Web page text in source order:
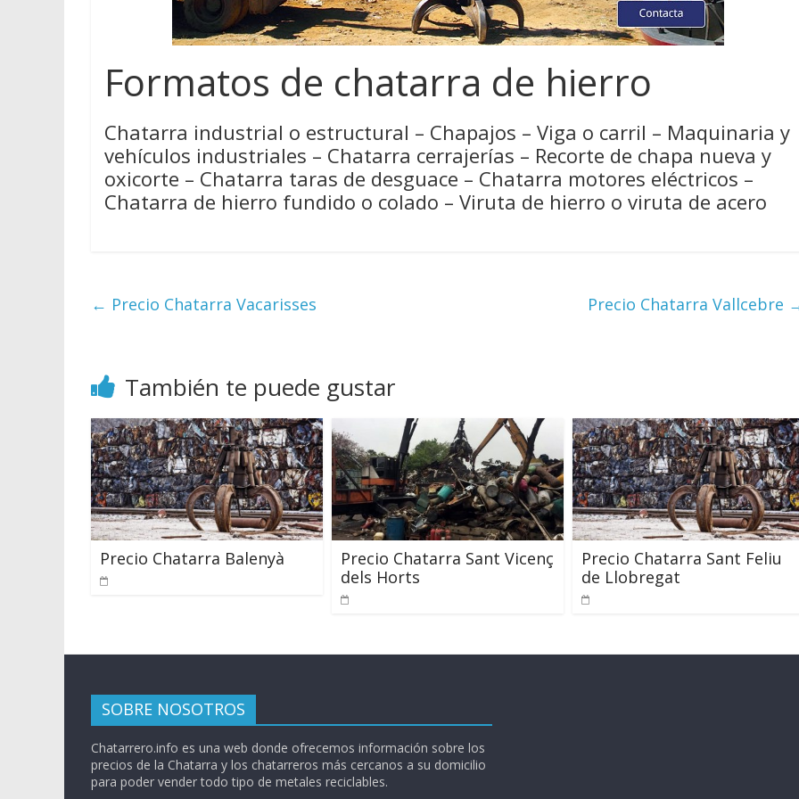
Formatos de chatarra de hierro
Chatarra industrial o estructural – Chapajos – Viga o carril – Maquinaria y
vehículos industriales – Chatarra cerrajerías – Recorte de chapa nueva y
oxicorte – Chatarra taras de desguace – Chatarra motores eléctricos –
Chatarra de hierro fundido o colado – Viruta de hierro o viruta de acero
← Precio Chatarra Vacarisses Precio Chatarra Vallcebre
También te puede gustar
Precio Chatarra Balenyà
Precio Chatarra Sant Vicenç
dels Horts
Precio Chatarra Sant Feliu
de Llobregat
SOBRE NOSOTROS
Chatarrero.info es una web donde ofrecemos información sobre los
precios de la Chatarra y los chatarreros más cercanos a su domicilio
para poder vender todo tipo de metales reciclables.